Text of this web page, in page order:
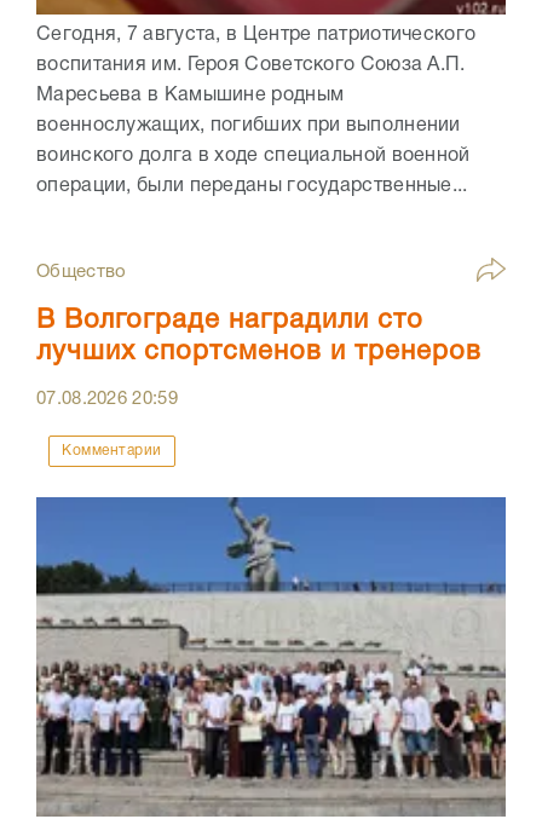
Сегодня, 7 августа, в Центре патриотического
воспитания им. Героя Советского Союза А.П.
Маресьева в Камышине родным
военнослужащих, погибших при выполнении
воинского долга в ходе специальной военной
операции, были переданы государственные...
Общество
В Волгограде наградили сто
лучших спортсменов и тренеров
07.08.202620:59
Комментарии